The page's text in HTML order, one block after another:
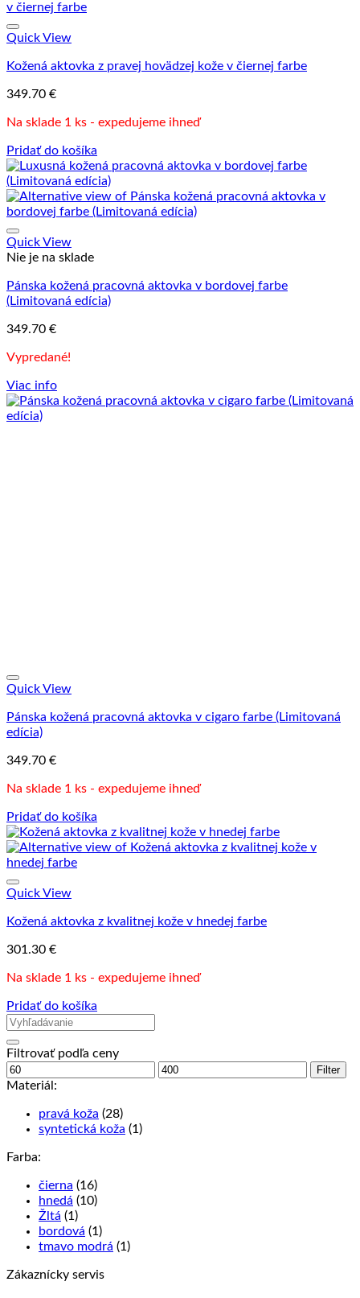
Quick View
Kožená aktovka z pravej hovädzej kože v čiernej farbe
349.70 €
Na sklade 1 ks - expedujeme ihneď
Pridať do košíka
Quick View
Nie je na sklade
Pánska kožená pracovná aktovka v bordovej farbe
(Limitovaná edícia)
349.70 €
Vypredané!
Viac info
Quick View
Pánska kožená pracovná aktovka v cigaro farbe (Limitovaná
edícia)
349.70 €
Na sklade 1 ks - expedujeme ihneď
Pridať do košíka
Quick View
Kožená aktovka z kvalitnej kože v hnedej farbe
301.30 €
Na sklade 1 ks - expedujeme ihneď
Pridať do košíka
Filtrovať podľa ceny
Minimálna
cena
Maximálna
Filter
Materiál:
pravá koža (28)
syntetická koža (1)
Farba:
čierna (16)
hnedá (10)
Žltá (1)
bordová (1)
tmavo modrá (1)
Zákaznícky servis